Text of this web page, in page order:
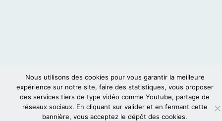
Nous utilisons des cookies pour vous garantir la meilleure
expérience sur notre site, faire des statistiques, vous proposer
des services tiers de type vidéo comme Youtube, partage de
réseaux sociaux. En cliquant sur valider et en fermant cette
bannière, vous acceptez le dépôt des cookies.